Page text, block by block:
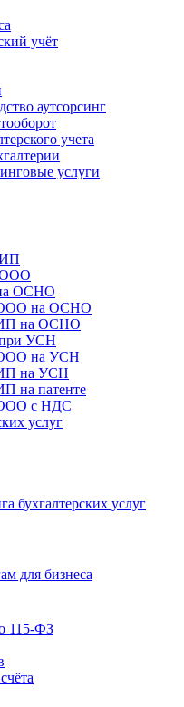
учёт
аутсорсинг
учета
услуги
ИП
ООО
на ОСНО
ООО на ОСНО
ИП на ОСНО
при УСН
ООО на УСН
ИП на УСН
на патенте
ООО с НДС
услуг
бухгалтерских услуг
для бизнеса
115-ФЗ